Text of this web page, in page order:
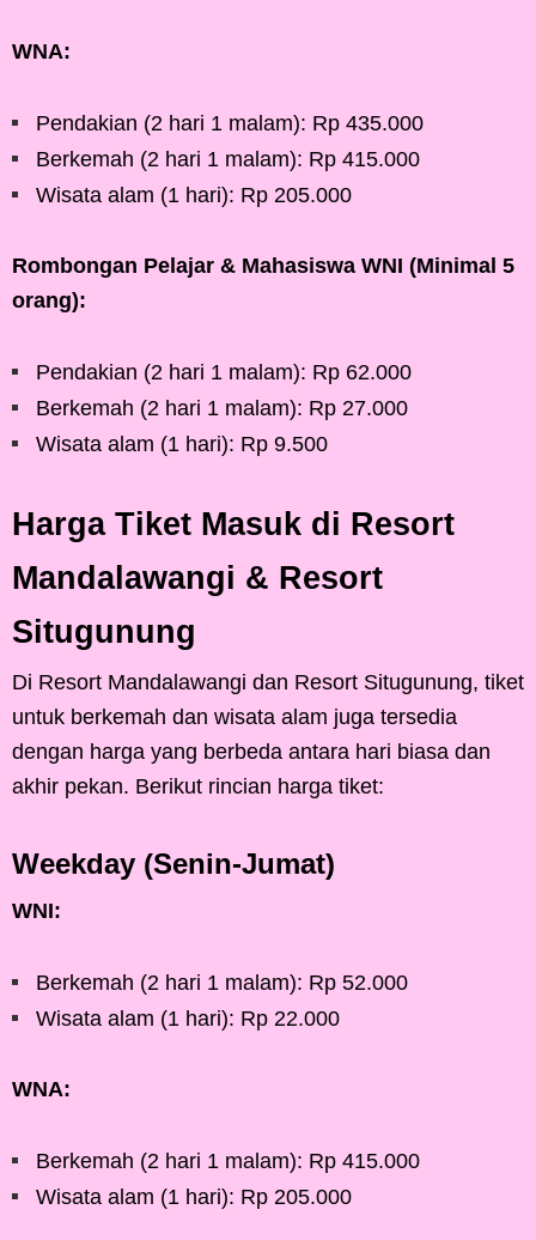
WNA:
Pendakian (2 hari 1 malam): Rp 435.000
Berkemah (2 hari 1 malam): Rp 415.000
Wisata alam (1 hari): Rp 205.000
Rombongan Pelajar & Mahasiswa WNI (Minimal 5
orang):
Pendakian (2 hari 1 malam): Rp 62.000
Berkemah (2 hari 1 malam): Rp 27.000
Wisata alam (1 hari): Rp 9.500
Harga Tiket Masuk di Resort
Mandalawangi & Resort
Situgunung
Di Resort Mandalawangi dan Resort Situgunung, tiket
untuk berkemah dan wisata alam juga tersedia
dengan harga yang berbeda antara hari biasa dan
akhir pekan. Berikut rincian harga tiket:
Weekday (Senin-Jumat)
WNI:
Berkemah (2 hari 1 malam): Rp 52.000
Wisata alam (1 hari): Rp 22.000
WNA:
Berkemah (2 hari 1 malam): Rp 415.000
Wisata alam (1 hari): Rp 205.000